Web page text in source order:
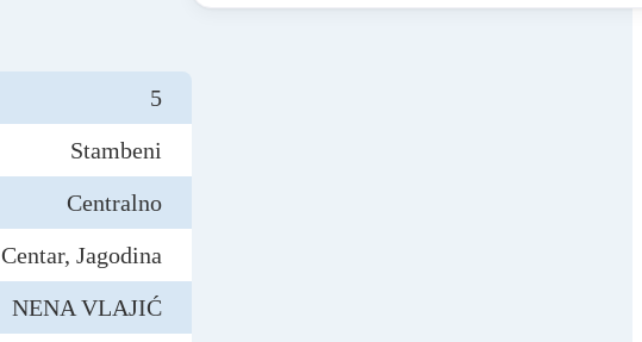
5
Stambeni
Centralno
Centar, Jagodina
NENA VLAJIĆ